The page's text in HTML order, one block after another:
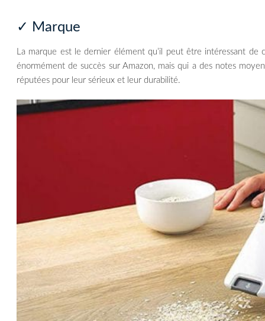
✓ Marque
La marque est le dernier élément qu’il peut être intéressant de
énormément de succès sur Amazon, mais qui a des notes
réputées pour leur sérieux et leur durabilité.